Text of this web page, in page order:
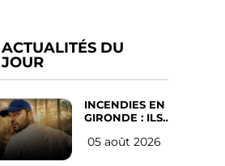
ACTUALITÉS DU
JOUR
INCENDIES EN
GIRONDE : ILS
D’ABANDONNER
05 août 2026